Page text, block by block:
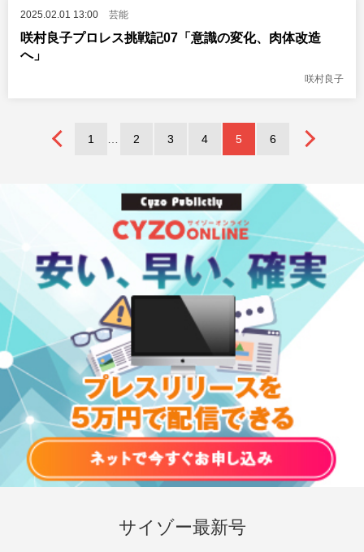
2025.02.01 13:00 芸能
咲村良子プロレス挑戦記07「意識の変化、肉体改造
へ」
咲村良子
1 2 3 4 5 6
サイゾー最新号